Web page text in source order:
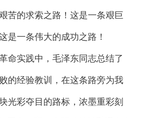
的求索之路！这是一条艰巨
是一条伟大的成功之路！
实践中，毛泽东同志总结了
的经验教训，在这条路旁为我
光彩夺目的路标，浓墨重彩刻